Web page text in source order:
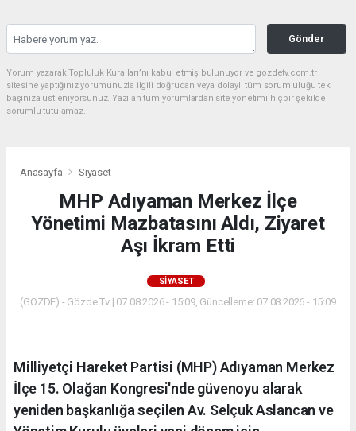
Gönder
Yorum yazarak Topluluk Kuralları’nı kabul etmiş bulunuyor ve gozdetv.com.tr
sitesine yaptığınız yorumunuzla ilgili doğrudan veya dolaylı tüm sorumluluğu tek
başınıza üstleniyorsunuz. Yazılan tüm yorumlardan site yönetimi hiçbir şekilde
sorumlu tutulamaz.
Anasayfa Siyaset
MHP Adıyaman Merkez İlçe
Yönetimi Mazbatasını Aldı, Ziyaret
Aşı İkram Etti
SIYASET
(GÖZDE) - Gözde Tv | 07.08.2026 - 15:09, Güncelleme: 07.08.2026 - 15:09
Milliyetçi Hareket Partisi (MHP) Adıyaman Merkez
İlçe 15. Olağan Kongresi'nde güvenoyu alarak
yeniden başkanlığa seçilen Av. Selçuk Aslancan ve